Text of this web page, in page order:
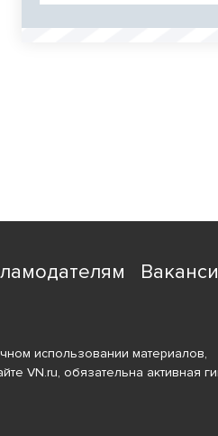
использовании материалов,
VN.ru, обязательна активная